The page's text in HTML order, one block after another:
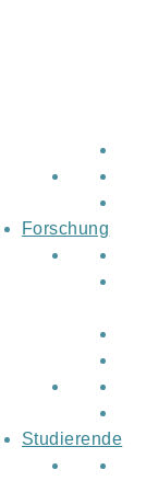
Forschung
Studierende